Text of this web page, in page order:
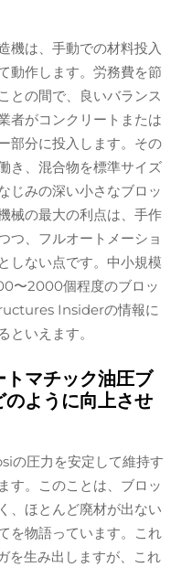
機は、手動での材料投入
動作します。労務費を節
との間で、良いバランス
者がコンクリートまたは
部分に投入します。その
き、混合物を標準サイズ
じみの深い小さなブロッ
械の最大の利点は、手作
つ、フルオートメーショ
しない点です。中小規模
〜2000個程度のブロッ
Insiderの情報に
といえます。
マチック油圧ブ
のように向上させ
の圧力を安定して維持す
す。このことは、ブロッ
、ほとんど廃材が出ない
を物語っています。これ
を生み出しますが、これ